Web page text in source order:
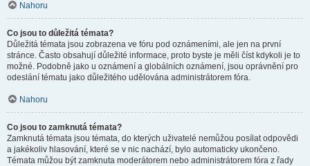
Nahoru
Co jsou to důležitá témata?
Důležitá témata jsou zobrazena ve fóru pod oznámeními, ale jen na první
stránce. Často obsahují důležité informace, proto byste je měli číst kdykoli je to
možné. Podobně jako u oznámení a globálních oznámení, jsou oprávnění pro
odeslání tématu jako důležitého udělována administrátorem fóra.
Nahoru
Co jsou to zamknutá témata?
Zamknutá témata jsou témata, do kterých uživatelé nemůžou posílat odpovědi
a jakékoliv hlasování, které se v nic nachází, bylo automaticky ukončeno.
Témata můžou být zamknuta moderátorem nebo administrátorem fóra z řady